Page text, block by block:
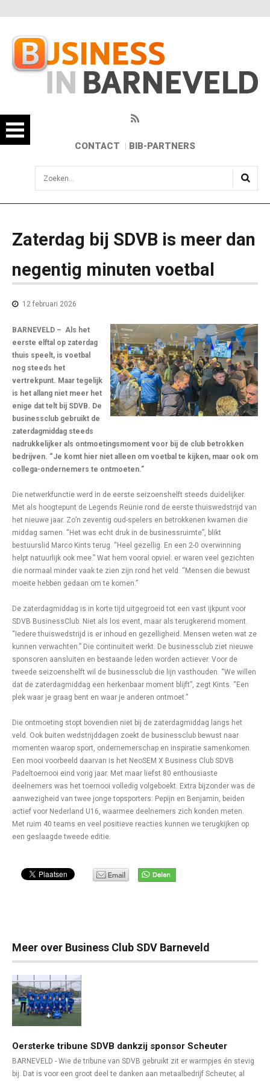
CONTACT BIB-PARTNERS
sisea.search
Zaterdag bij SDVB is meer dan
negentig minuten voetbal
12 februari 2026
BARNEVELD – Als het
eerste elftal op zaterdag
thuis speelt, is voetbal
nog steeds het
vertrekpunt. Maar tegelijk
is het allang niet meer het
enige dat telt bij SDVB. De
businessclub gebruikt de
zaterdagmiddag steeds
nadrukkelijker als ontmoetingsmoment voor bij de club betrokken
bedrijven. “Je komt hier niet alleen om voetbal te kijken, maar ook om
collega-ondernemers te ontmoeten.”
Die netwerkfunctie werd in de eerste seizoenshelft steeds duidelijker.
Met als hoogtepunt de Legends Reünie rond de eerste thuiswedstrijd van
het nieuwe jaar. Zo’n zeventig oud-spelers en betrokkenen kwamen die
middag samen. “Het was echt druk in de businessruimte”, blikt
bestuurslid Marco Kints terug. “Heel gezellig. En een 2-0 overwinning
helpt natuurlijk ook mee.” Wat hem vooral opviel: er waren veel gezichten
die normaal minder vaak te zien zijn rond het veld. “Mensen die bewust
moeite hebben gedaan om te komen.”
De zaterdagmiddag is in korte tijd uitgegroeid tot een vast ijkpunt voor
SDVB BusinessClub. Niet als los event, maar als terugkerend moment.
“Iedere thuiswedstrijd is er inhoud en gezelligheid. Mensen weten wat ze
kunnen verwachten.” Die continuïteit werkt. De businessclub ziet nieuwe
sponsoren aansluiten en bestaande leden worden actiever. Voor de
tweede seizoenshelft wil de businessclub die lijn vasthouden. “We willen
dat de zaterdagmiddag een herkenbaar moment blijft”, zegt Kints. “Een
plek waar je graag bent en waar je anderen ontmoet.”
Die ontmoeting stopt bovendien niet bij de zaterdagmiddag langs het
veld. Ook buiten wedstrijddagen zoekt de businessclub bewust naar
momenten waarop sport, ondernemerschap en inspiratie samenkomen.
Een mooi voorbeeld daarvan is het NeoSEM X Business Club SDVB
Padeltoernooi eind vorig jaar. Met maar liefst 80 enthousiaste
deelnemers was het toernooi volledig volgeboekt. Extra bijzonder was de
aanwezigheid van twee jonge topsporters: Pepijn en Benjamin, beiden
actief voor Nederland U16, waarmee deelnemers zich konden meten.
Met ruim 40 teams en veel positieve reacties kunnen we terugkijken op
een geslaagde tweede editie.
Meer over Business Club SDV Barneveld
Oersterke tribune SDVB dankzij sponsor Scheuter
BARNEVELD - Wie de tribune van SDVB gebruikt zit er warmpjes én stevig
bij. Dat is voor een groot deel te danken aan metaalbedrijf Scheuter, al